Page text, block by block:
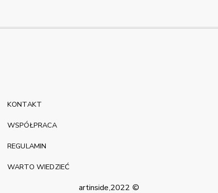
artinside,2022 ©
KONTAKT
WSPÓŁPRACA
REGULAMIN
WARTO WIEDZIEĆ